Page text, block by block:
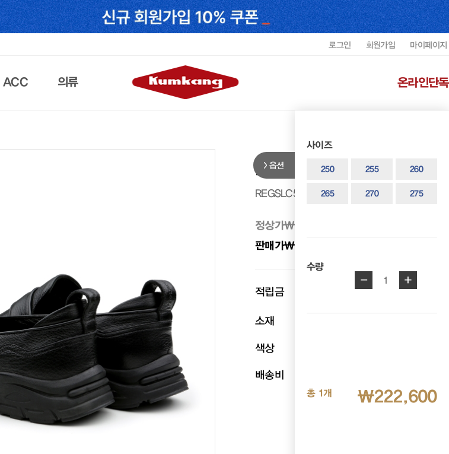
로그인 회원가입 마이페이지
ACC 의류 온라인단독
옵션
사이즈
250 255 260
265 270 275
수량
- 1 +
총 1개 ₩222,600
리갈 남성 스니커즈
REGSLC5003F1
정상가₩ 318,000
판매가₩ 222,600
적립금 11,130
소재
색상
배송비